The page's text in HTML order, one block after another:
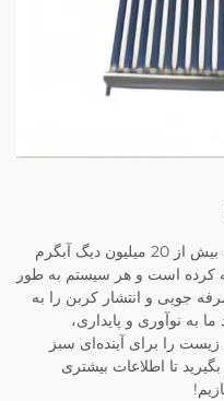
با داشتن 19 سال تجربه، شرکت سیدیت بیش از 20 میلیون دیگ آبگرم
است و هر سیستم به طور
صرفه جویی و انتشار کربن را به
ما به نوآوری و پایداری،
را برای آینده‌ای سبز
تا اطلاعات بیشتری